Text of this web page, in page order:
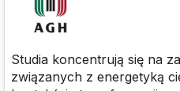
Studia koncentrują się na
związanych z energetyką